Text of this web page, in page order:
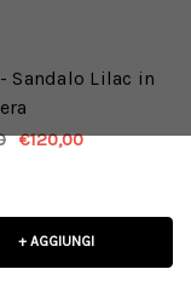
Sandalo Lilac in
€120,00
+ AGGIUNGI